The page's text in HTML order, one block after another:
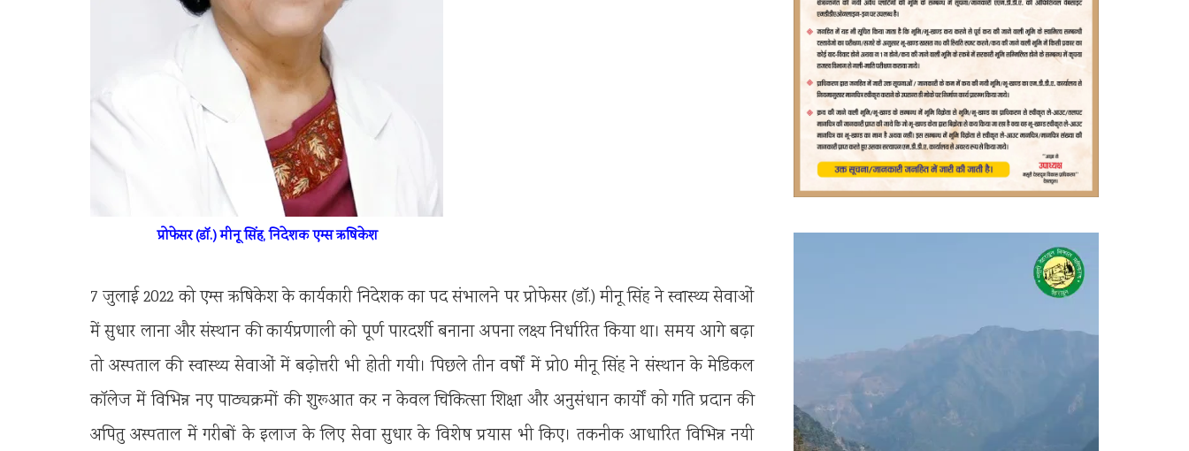
प्रोफेसर (डाॅ.) मीनू सिंह, निदेशक एम्स ऋषिकेश
7 जुलाई 2022 को एम्स ऋषिकेश के कार्यकारी निदेशक का पद संभालने पर प्रोफेसर (डाॅ.) मीनू सिंह ने स्वास्थ्य सेवाओं
में सुधार लाना और संस्थान की कार्यप्रणाली को पूर्ण पारदर्शी बनाना अपना लक्ष्य निर्धारित किया था। समय आगे बढ़ा
तो अस्पताल की स्वास्थ्य सेवाओं में बढ़ोत्तरी भी होती गयी। पिछले तीन वर्षों में प्रो0 मीनू सिंह ने संस्थान के मेडिकल
काॅलेज में विभिन्न नए पाठ्यक्रमों की शुरूआत कर न केवल चिकित्सा शिक्षा और अनुसंधान कार्यों को गति प्रदान की
अपितु अस्पताल में गरीबों के इलाज के लिए सेवा सुधार के विशेष प्रयास भी किए। तकनीक आधारित विभिन्न नयी